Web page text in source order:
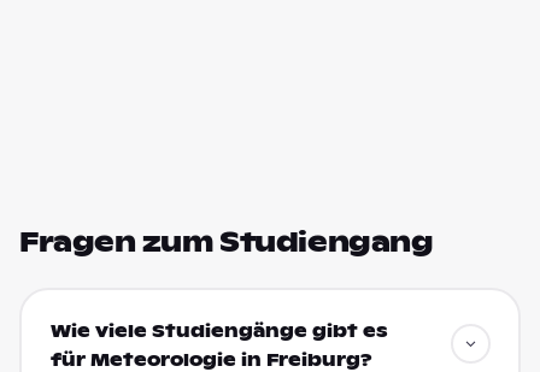
Fragen zum Studiengang
Wie viele Studiengänge gibt es
für Meteorologie in Freiburg?